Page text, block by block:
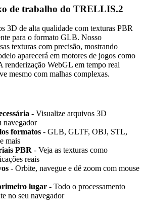
de trabalho do TRELLIS.2
3D de alta qualidade com texturas PBR
para o formato GLB. Nosso
texturas com precisão, mostrando
aparecerá em motores de jogos como
WebGL em tempo real
mesmo com malhas complexas.
- Visualize arquivos 3D
navegador
formatos - GLB, GLTF, OBJ, STL,
mais
PBR - Veja as texturas como
reais
- Orbite, navegue e dê zoom com mouse
lugar - Todo o processamento
no seu navegador